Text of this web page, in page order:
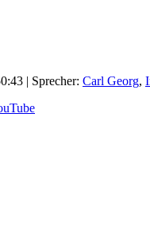
| Sprecher: Carl Georg,